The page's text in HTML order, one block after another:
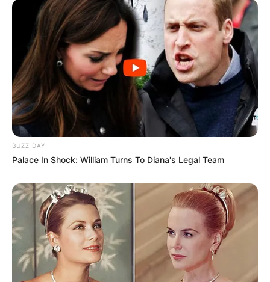
BUZZ DAY
Palace In Shock: William Turns To Diana's Legal Team